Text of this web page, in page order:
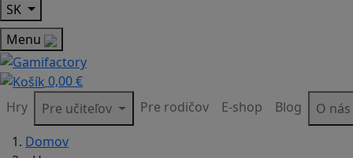
SK
Menu
0,00 €
Hry
Pre učiteľov Pre rodičov E-shop Blog
O nás
Domov